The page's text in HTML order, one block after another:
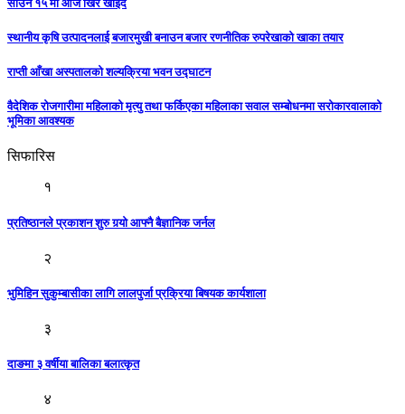
साउन १५ मा आज खिर खाइँदै
स्थानीय कृषि उत्पादनलाई बजारमुखी बनाउन बजार रणनीतिक रुपरेखाको खाका तयार
राप्ती आँखा अस्पतालको शल्यक्रिया भवन उद्घाटन
वैदेशिक रोजगारीमा महिलाको मृत्यु तथा फर्किएका महिलाका सवाल सम्बोधनमा सरोकारवालाको
भूमिका आवश्यक
सिफारिस
१
प्रतिष्ठानले प्रकाशन शुरु गर्‍यो आफ्नै बैज्ञानिक जर्नल
२
भुमिहिन सुकुम्बासीका लागि लालपुर्जा प्रक्रिया बिषयक कार्यशाला
३
दाङमा ३ वर्षीया बालिका बलात्कृत
४